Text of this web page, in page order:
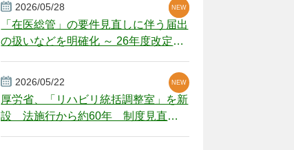
2026/05/28
「在医総管」の要件見直しに伴う届出
の扱いなどを明確化 ～ 26年度改定疑
NEW
NEW
2026/05/22
厚労省、「リハビリ統括調整室」を新
設 法施行から約60年 制度見直し
NEW